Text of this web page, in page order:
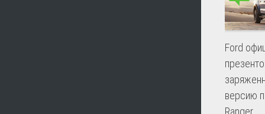
Ford
версию
Ranger